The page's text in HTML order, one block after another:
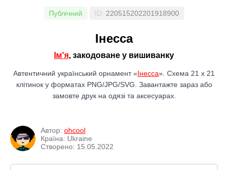
Публічний ID: 220515202201918900
Інесса
Ім'я, закодоване у вишиванку
Автентичний український орнамент «Інесса». Схема 21 x 21
клітинок у форматах PNG/JPG/SVG. Завантажте зараз або
замовте друк на одязі та аксесуарах.
Автор: ohcool
Країна: Ukraine
Створено: 15.05.2022